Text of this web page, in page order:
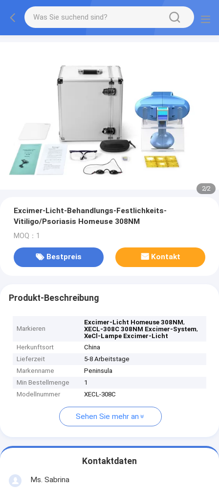
2/2
Excimer-Licht-Behandlungs-Festlichkeits-
Vitiligo/Psoriasis Homeuse 308NM
MOQ：1
Bestpreis Kontakt
Produkt-Beschreibung
Markieren
Excimer-Licht Homeuse 308NM,
XECL-308C 308NM Excimer-System,
XeCl-Lampe Excimer-Licht
Herkunftsort
China
Lieferzeit
5-8 Arbeitstage
Markenname
Peninsula
Min Bestellmenge
1
Modellnummer
XECL-308C
Sehen Sie mehr an
Kontaktdaten
Ms. Sabrina